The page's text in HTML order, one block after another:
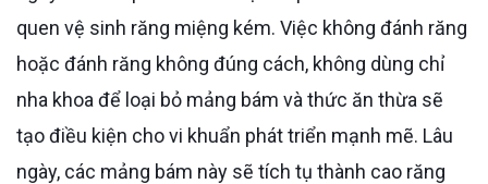
quen vệ sinh răng miệng kém. Việc không đánh răng
hoặc đánh răng không đúng cách, không dùng chỉ
nha khoa để loại bỏ mảng bám và thức ăn thừa sẽ
tạo điều kiện cho vi khuẩn phát triển mạnh mẽ. Lâu
ngày, các mảng bám này sẽ tích tụ thành cao răng